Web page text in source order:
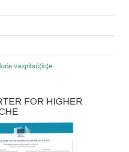
vaspitač(ic)e
FOR HIGHER